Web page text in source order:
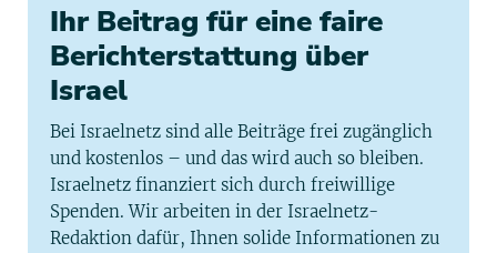
Ihr Beitrag für eine faire
Berichterstattung über
Israel
Bei Israelnetz sind alle Beiträge frei zugänglich
und kostenlos – und das wird auch so bleiben.
Israelnetz finanziert sich durch freiwillige
Spenden. Wir arbeiten in der Israelnetz-
Redaktion dafür, Ihnen solide Informationen zu